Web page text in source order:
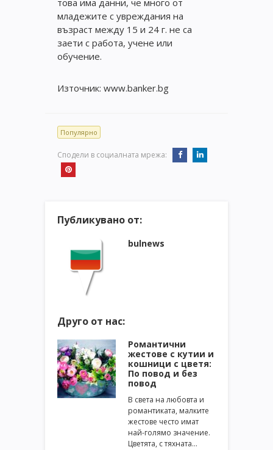
това има данни, че много от
младежите с увреждания на
възраст между 15 и 24 г. не са
заети с работа, учене или
обучение.
Източник: www.banker.bg
Популярно
Сподели в социалната мрежа:
Публикувано от:
bulnews
Друго от нас:
Романтични
жестове с кутии и
кошници с цветя:
По повод и без
повод
В света на любовта и
романтиката, малките
жестове често имат
най-голямо значение.
Цветята, с тяхната…